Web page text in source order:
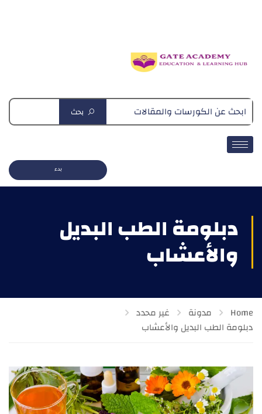
بحث
بدء
دبلومة الطب البديل
والأعشاب
Home مدونة
غير محدد
دبلومة الطب البديل والأعشاب